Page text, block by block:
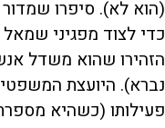
(הוא לא). סיפרו
כדי לצוד מפגיני
הזהירו שהוא משדל
נברא). היועצת
פעילותו (כשהיא